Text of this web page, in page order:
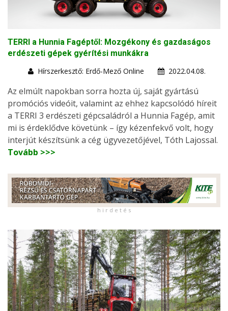
TERRI a Hunnia Fagéptől: Mozgékony és gazdaságos
erdészeti gépek gyérítési munkákra
Hírszerkesztő: Erdő-Mező Online
2022.04.08.
Az elmúlt napokban sorra hozta új, saját gyártású
promóciós videóit, valamint az ehhez kapcsolódó híreit
a TERRI 3 erdészeti gépcsaládról a Hunnia Fagép, amit
mi is érdeklődve követünk – így kézenfekvő volt, hogy
interjút készítsünk a cég ügyvezetőjével, Tóth Lajossal.
Tovább >>>
h i r d e t é s